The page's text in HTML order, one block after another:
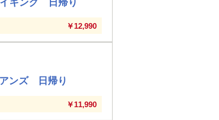
￥12,990
アンズ 日帰り
￥11,990